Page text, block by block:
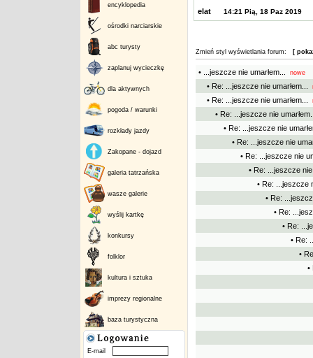
encyklopedia
ośrodki narciarskie
abc turysty
zaplanuj wycieczkę
dla aktywnych
pogoda / warunki
rozkłady jazdy
Zakopane - dojazd
galeria tatrzańska
wasze galerie
wyślij kartkę
konkursy
folklor
kultura i sztuka
imprezy regionalne
baza turystyczna
E-mail
elat 14:21 Pią, 18 Paz 2019
Zmień styl wyświetlania forum: [
• ...jeszcze nie umarłem... nowe
• Re: ...jeszcze nie umarłem...
• Re: ...jeszcze nie umarłem...
• Re: ...jeszcze nie
• Re: ...jeszcze nie
• Re: ...jeszcze nie
• Re: ...jeszcze nie
• Re: ...jeszcze nie
• Re: ...jeszcze
• Re:
• Re:
• Re:
• Re:
•
•